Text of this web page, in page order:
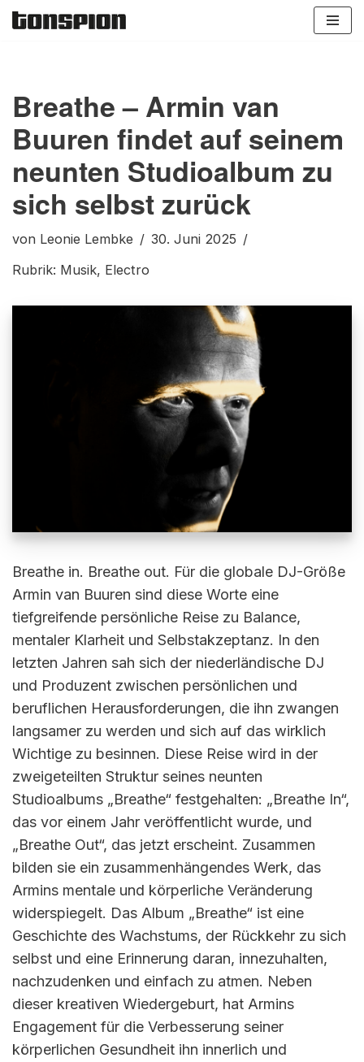
Breathe – Armin van
Buuren findet auf seinem
neunten Studioalbum zu
sich selbst zurück
von Leonie Lembke
30. Juni 2025
Rubrik: Musik, Electro
Breathe in. Breathe out. Für die globale DJ-Größe
Armin van Buuren sind diese Worte eine
tiefgreifende persönliche Reise zu Balance,
mentaler Klarheit und Selbstakzeptanz. In den
letzten Jahren sah sich der niederländische DJ
und Produzent zwischen persönlichen und
beruflichen Herausforderungen, die ihn zwangen
langsamer zu werden und sich auf das wirklich
Wichtige zu besinnen. Diese Reise wird in der
zweigeteilten Struktur seines neunten
Studioalbums „Breathe“ festgehalten: „Breathe In“,
das vor einem Jahr veröffentlicht wurde, und
„Breathe Out“, das jetzt erscheint. Zusammen
bilden sie ein zusammenhängendes Werk, das
Armins mentale und körperliche Veränderung
widerspiegelt. Das Album „Breathe“ ist eine
Geschichte des Wachstums, der Rückkehr zu sich
selbst und eine Erinnerung daran, innezuhalten,
nachzudenken und einfach zu atmen. Neben
dieser kreativen Wiedergeburt, hat Armins
Engagement für die Verbesserung seiner
körperlichen Gesundheit ihn innerlich und